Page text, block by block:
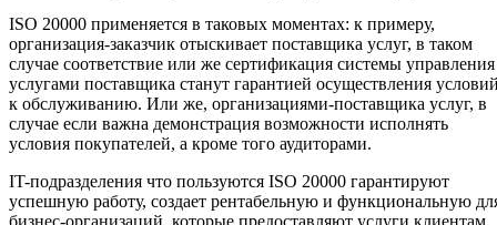
ISO 20000 применяется в таковых моментах: к примеру,
организация-заказчик отыскивает поставщика услуг, в таком
случае соответствие или же сертификация системы управления
услугами поставщика станут гарантией осуществления
к обслуживанию. Или же, организациями-поставщика услуг, в
случае если важна демонстрация возможности исполнять
условия покупателей, а кроме того аудиторами.
IT-подразделения что пользуются ISO 20000 гарантируют
успешную работу, создает рентабельную и функциональную
бизнес-организаций, которые предоставляют услуги клиентам.